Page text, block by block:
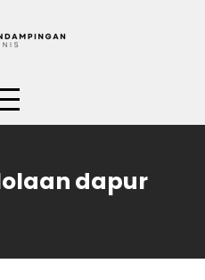
dapur